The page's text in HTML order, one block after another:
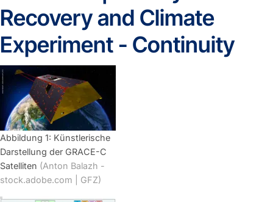
Recovery and Climate
Experiment - Continuity
Abbildung 1: Künstlerische
Darstellung der GRACE-C
Satelliten (Anton Balazh -
stock.adobe.com | GFZ)